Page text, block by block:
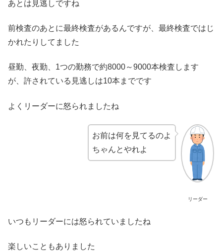
あとは見逃しですね
前検査のあとに最終検査があるんですが、最終検査ではじ
かれたりしてました
昼勤、夜勤、1つの勤務で約8000～9000本検査します
が、許されている見逃しは10本までです
よくリーダーに怒られましたね
リーダー
お前は何を見てるのよ
ちゃんとやれよ
いつもリーダーには怒られていましたね
楽しいこともありました